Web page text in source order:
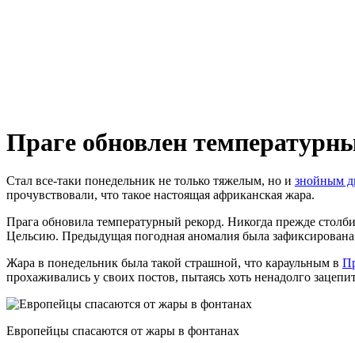
Праге обновлен
Стал все-таки понедельник не только тяжелым, но и знойным
прочувствовали, что такое настоящая африканская жара.
Прага обновила температурный рекорд. Никогда прежде
Цельсию. Предыдущая погодная аномалия была зафиксирована
Жара в понедельник была такой страшной, что караульным в
прохаживались у своих постов, пытаясь хоть ненадолго
Европейцы спасаются от жары в фонтанах